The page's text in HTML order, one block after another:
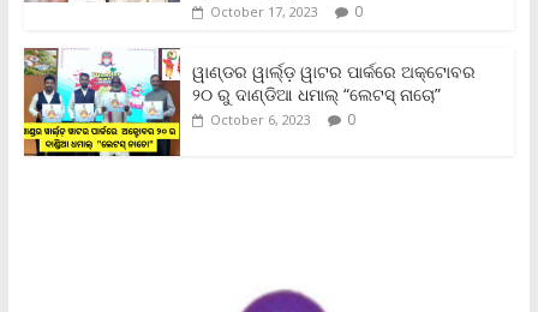
October 17, 2023 0
ୱାଣ୍ଡର ୱାର୍ଲ୍‌ଡ଼ ୱାଟର ପାର୍କରେ ଅକ୍ଟୋବର
୨୦ ରୁ ଦାଣ୍ଡିଆ ଧମାଲ୍ “ଲେଟସ୍ ନାଚୋ”
October 6, 2023 0